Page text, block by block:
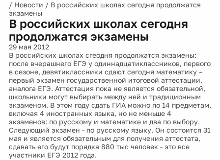
/ Новости / В российских школах сегодня продолжатся
экзамены
В российских школах сегодня
продолжатся экзамены
29 мая 2012
В российских школах сгеодня продолжатся экзамены:
после вчерашнего ЕГЭ у одиннадцатиклассников, первого
в сезоне, девятиклассники сдают сегодня математику –
первый экзамен государственной итоговой аттестации,
аналога ЕГЭ. Аттестация пока не является обязательной,
школьники могут выбирать между ней и традиционным
экзаменом. В этом году сдать ГИА можно по 14 предметам,
включая 4 иностранных языка, но не меньше 4
экзаменов: по русскому и математике и два по выбору.
Следующий экзамен - по русскому языку. Он состоится 31
мая и является обязательным для получения аттестата,
сдавать его будут порядка 880 тыс человек - это все
участники ЕГЭ 2012 года.